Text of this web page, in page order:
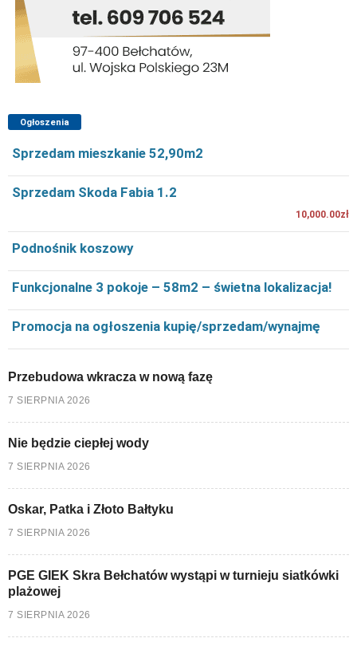
Ogłoszenia
Sprzedam mieszkanie 52,90m2
Sprzedam Skoda Fabia 1.2
10,000.00zł
Podnośnik koszowy
Funkcjonalne 3 pokoje – 58m2 – świetna lokalizacja!
Promocja na ogłoszenia kupię/sprzedam/wynajmę
Przebudowa wkracza w nową fazę
7 SIERPNIA 2026
Nie będzie ciepłej wody
7 SIERPNIA 2026
Oskar, Patka i Złoto Bałtyku
7 SIERPNIA 2026
PGE GIEK Skra Bełchatów wystąpi w turnieju siatkówki
plażowej
7 SIERPNIA 2026